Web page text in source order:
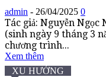
admin - 26/04/2025 0
Tác giả: Nguyễn Ngọc
(sinh ngày 9 tháng 3
chương trình...
Xem thêm
XU HƯỚNG